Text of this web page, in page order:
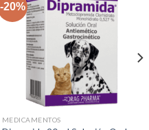
-20%
MEDICAMENTOS